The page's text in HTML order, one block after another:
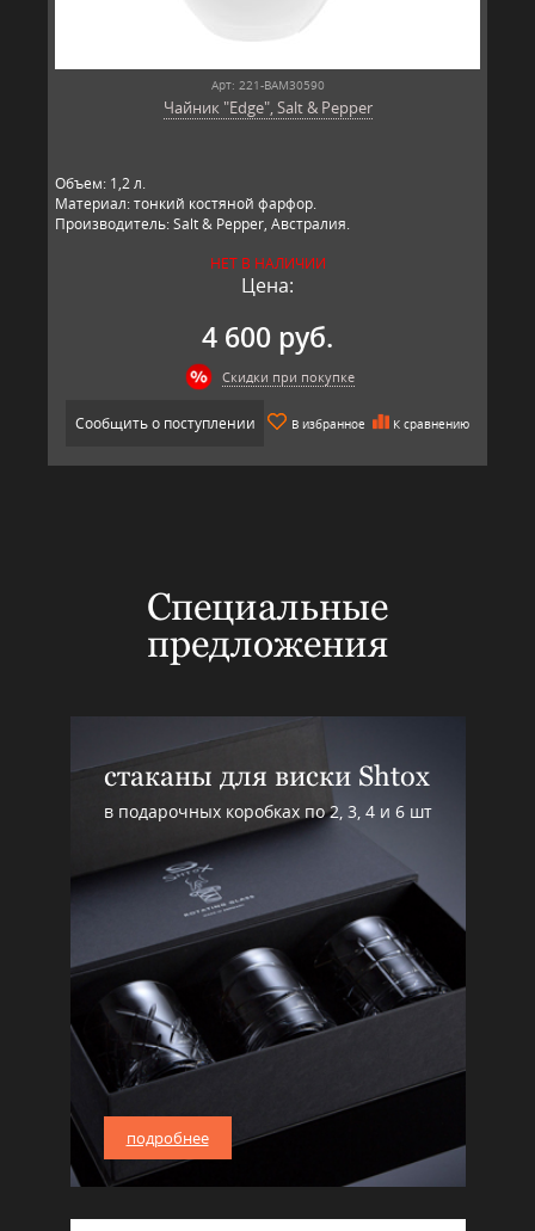
Арт: 221-BAM30590
Чайник "Edge", Salt & Pepper
Объем: 1,2 л.
Материал: тонкий костяной фарфор.
Производитель: Salt & Pepper, Австралия.
НЕТ В НАЛИЧИИ
Цена:
4 600 руб.
Скидки при покупке
Сообщить о поступлении В избранное К сравнению
Специальные
предложения
стаканы для виски Shtox
в подарочных коробках по 2, 3, 4 и 6 шт
подробнее